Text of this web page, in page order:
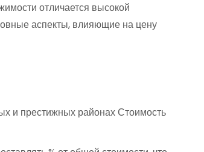
отличается высокой
аспекты, влияющие на цену
и престижных районах Стоимость